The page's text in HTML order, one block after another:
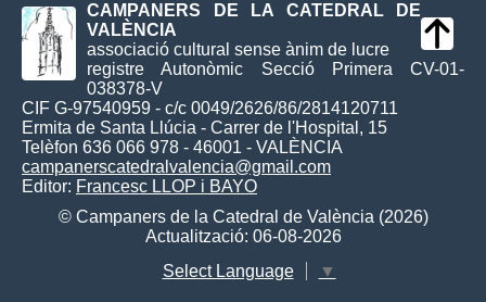
CAMPANERS DE LA CATEDRAL DE
VALÈNCIA
associació cultural sense ànim de lucre
registre Autonòmic Secció Primera CV-01-
038378-V
CIF G-97540959 - c/c 0049/2626/86/2814120711
Ermita de Santa Llúcia - Carrer de l'Hospital, 15
Telèfon 636 066 978 - 46001 - VALÈNCIA
campanerscatedralvalencia@gmail.com
Editor: Francesc LLOP i BAYO
© Campaners de la Catedral de València (2026)
Actualització: 06-08-2026
Select Language
▼